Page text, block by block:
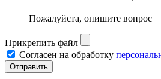
Пожалуйста, опишите вопрос
Прикрепить файл
Согласен на обработку